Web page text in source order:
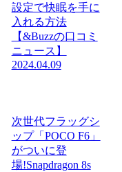
設定で快眠を手に
入れる方法
【&Buzzの口コミ
ニュース】
2024.04.09
次世代フラッグシ
ップ「POCO F6」
がついに登
場!Snapdragon 8s